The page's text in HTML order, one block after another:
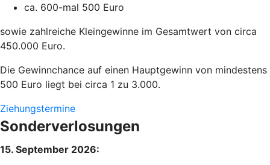
ca. 600-mal 500 Euro
sowie zahlreiche Kleingewinne im Gesamtwert von circa
450.000 Euro.
Die Gewinnchance auf einen Hauptgewinn von mindestens
500 Euro liegt bei circa 1 zu 3.000.
Ziehungstermine
Sonderverlosungen
15. September 2026: